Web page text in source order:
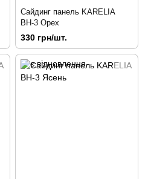
Сайдинг панель KARELIA
ВН-3 Орех
330 грн/шт.